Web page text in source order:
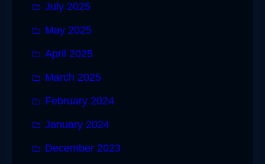
July 2025
May 2025
April 2025
March 2025
February 2024
January 2024
December 2023